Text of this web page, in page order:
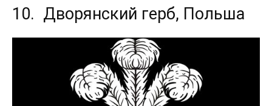
10. Дворянский герб, Польша